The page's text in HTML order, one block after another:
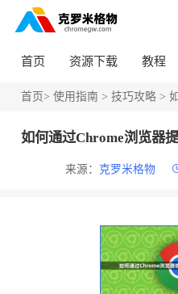
首页 资源下载 教程
首页> 使用指南 > 技巧攻略> 如何
来源： 克罗米格物